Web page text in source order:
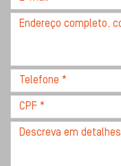
mail
Endereço
CEP
Telefone
*
CPF
*
Descreva